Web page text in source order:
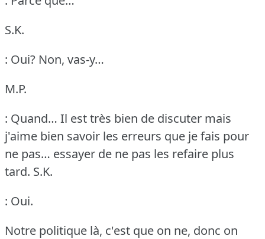
S.K.
: Oui? Non, vas-y…
M.P.
: Quand… Il est très bien de discuter mais
j'aime bien savoir les erreurs que je fais pour
ne pas… essayer de ne pas les refaire plus
tard. S.K.
: Oui.
Notre politique là, c'est que on ne, donc on